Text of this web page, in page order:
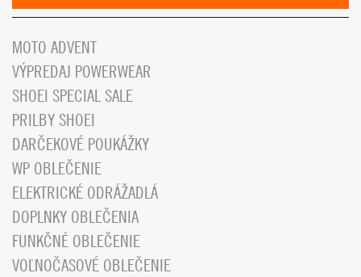
MOTO ADVENT
VÝPREDAJ POWERWEAR
SHOEI SPECIAL SALE
PRILBY SHOEI
DARČEKOVÉ POUKÁŽKY
WP OBLEČENIE
ELEKTRICKÉ ODRÁŽADLÁ
DOPLNKY OBLEČENIA
FUNKČNÉ OBLEČENIE
VOĽNOČASOVÉ OBLEČENIE